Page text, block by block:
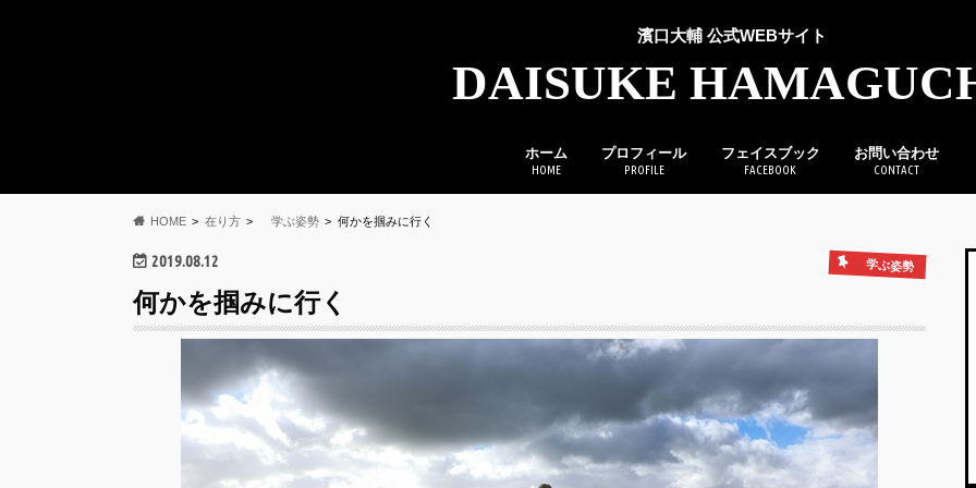
濱口大輔 公式WEBサイト
DAISUKE
ホーム
HOME
プロフィール
PROFILE
フェイスブック
FACEBOOK
お問い合わせ
CONTACT
HOME 在り方 学ぶ姿勢 何かを掴みに行く
2019.08.12 学ぶ姿勢
何かを掴みに行く